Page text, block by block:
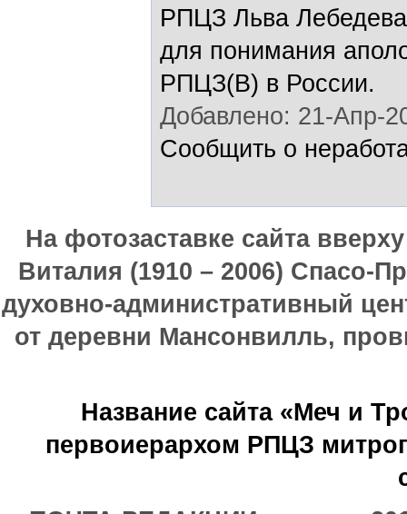
РПЦЗ Льва
для понимания
РПЦЗ(В) в России.
Добавлено: 21-Апр-
Сообщить о
На фотозаставке сайта
Виталия (1910 – 2006) Спасо-
духовно-административный
от деревни Мансонвилль,
Название сайта «Меч и
первоиерархом РПЦЗ